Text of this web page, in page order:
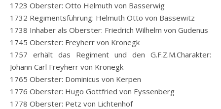
1723 Oberster: Otto Helmuth von Basserwig
1732 Regimentsführung: Helmuth Otto von Bassewitz
1738 Inhaber als Oberster: Friedrich Wilhelm von Gudenus
1745 Oberster: Freyherr von Kronegk
1757 erhält das Regiment und den G.F.Z.M.Charakter:
Johann Carl Freyherr von Kronegk
1765 Oberster: Dominicus von Kerpen
1776 Oberster: Hugo Gottfried von Eyssenberg
1778 Oberster: Petz von Lichtenhof